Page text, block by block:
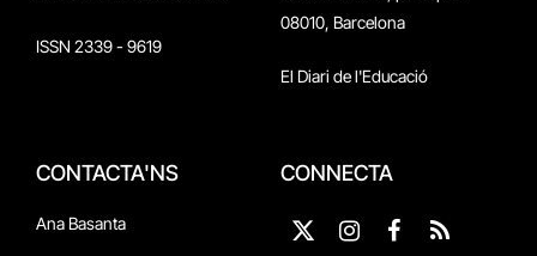
ISSN 2339 - 9619
08010, Barcelona
El Diari de l'Educació
CONTACTA'NS
Ana Basanta
CONNECTA
X
Instagram
Facebook
RSS